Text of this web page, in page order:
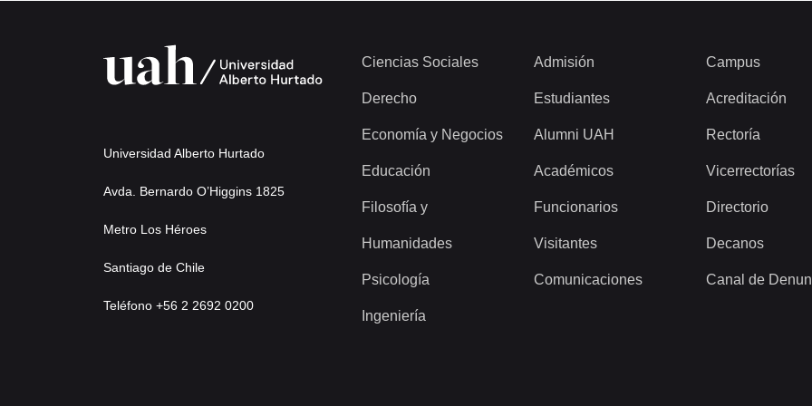
Universidad Alberto Hurtado
Avda. Bernardo O’Higgins 1825
Metro Los Héroes
Santiago de Chile
Teléfono +56 2 2692 0200
Ciencias Sociales
Derecho
Economía y Negocios
Educación
Filosofía y
Humanidades
Psicología
Ingeniería
Admisión
Estudiantes
Alumni UAH
Académicos
Funcionarios
Visitantes
Comunicaciones
Campus
Acreditación
Rectoría
Vicerrectorías
Directorio
Decanos
Canal de